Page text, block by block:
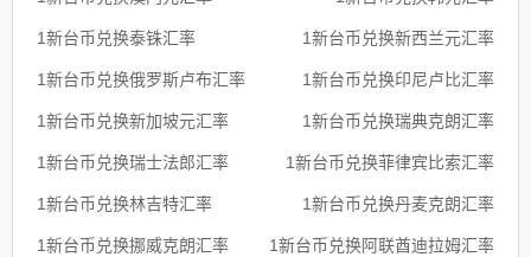
1新台币兑换泰铢汇率 1新台币兑换新西兰元汇率
1新台币兑换俄罗斯卢布汇率 1新台币兑换印尼卢比汇率
1新台币兑换新加坡元汇率 1新台币兑换瑞典克朗汇率
1新台币兑换瑞士法郎汇率 1新台币兑换菲律宾比索汇率
1新台币兑换林吉特汇率 1新台币兑换丹麦克朗汇率
1新台币兑换挪威克朗汇率 1新台币兑换阿联酋迪拉姆汇率